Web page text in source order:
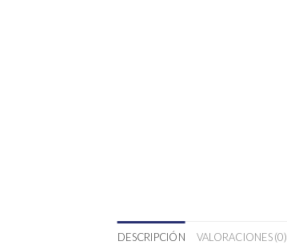
DESCRIPCIÓN VALORACIONES (0)